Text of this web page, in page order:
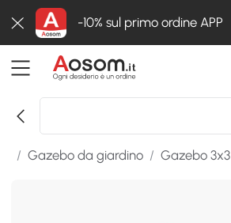
-10% sul primo ordine APP
/ Gazebo da giardino / Gazebo 3x3